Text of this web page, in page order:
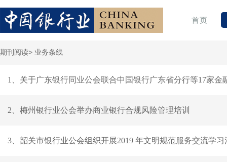
首页
期刊阅读> 业务条线
1、关于广东银行同业公会联合中国银行广东省分行等17家
2、梅州银行业公会举办商业银行合规风险管理培训
3、韶关市银行业公会组织开展2019 年文明规范服务交流学习